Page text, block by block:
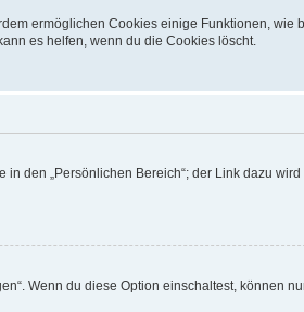
ermöglichen Cookies einige Funktionen, wie
es helfen, wenn du die Cookies löscht.
den „Persönlichen Bereich“; der Link dazu
Wenn du diese Option einschaltest, können